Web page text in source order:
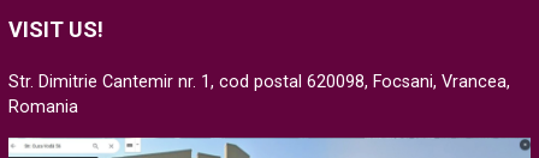
VISIT US!
Str. Dimitrie Cantemir nr. 1, cod postal 620098, Focsani, Vrancea,
Romania